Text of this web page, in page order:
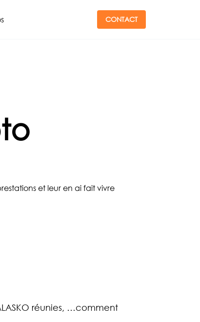
CONTACT
et leur en ai fait vivre
réunies, …comment